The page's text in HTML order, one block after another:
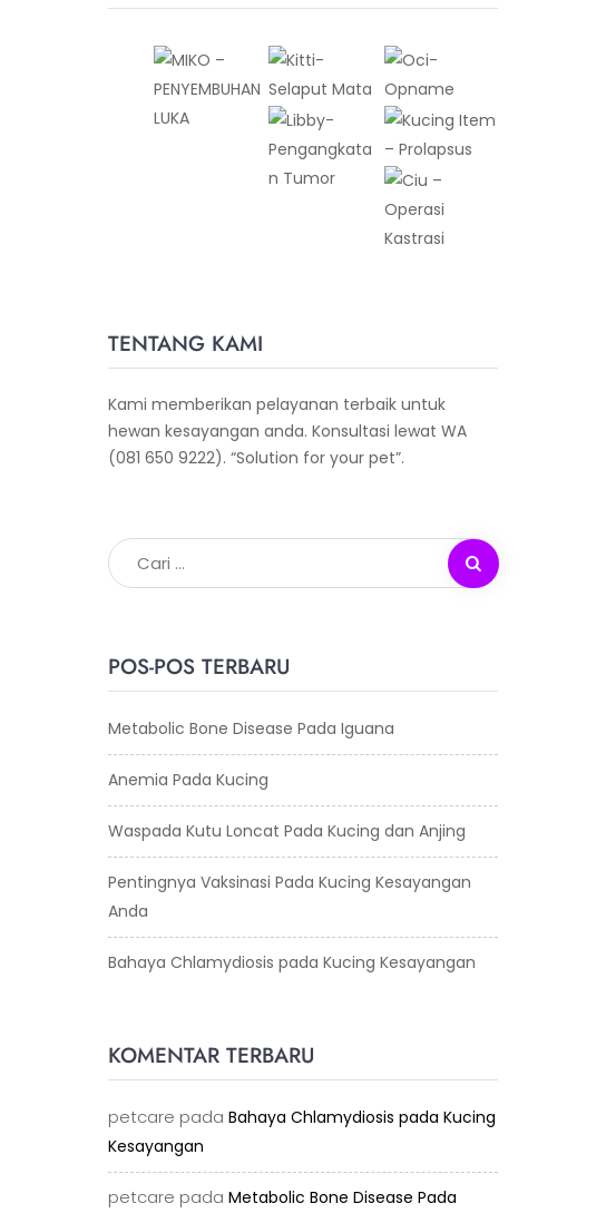
TENTANG KAMI
Kami memberikan pelayanan terbaik untuk
hewan kesayangan anda. Konsultasi lewat WA
(081 650 9222). “Solution for your pet”.
POS-POS TERBARU
Metabolic Bone Disease Pada Iguana
Anemia Pada Kucing
Waspada Kutu Loncat Pada Kucing dan Anjing
Pentingnya Vaksinasi Pada Kucing Kesayangan
Anda
Bahaya Chlamydiosis pada Kucing Kesayangan
KOMENTAR TERBARU
petcare pada Bahaya Chlamydiosis pada Kucing
Kesayangan
petcare pada Metabolic Bone Disease Pada